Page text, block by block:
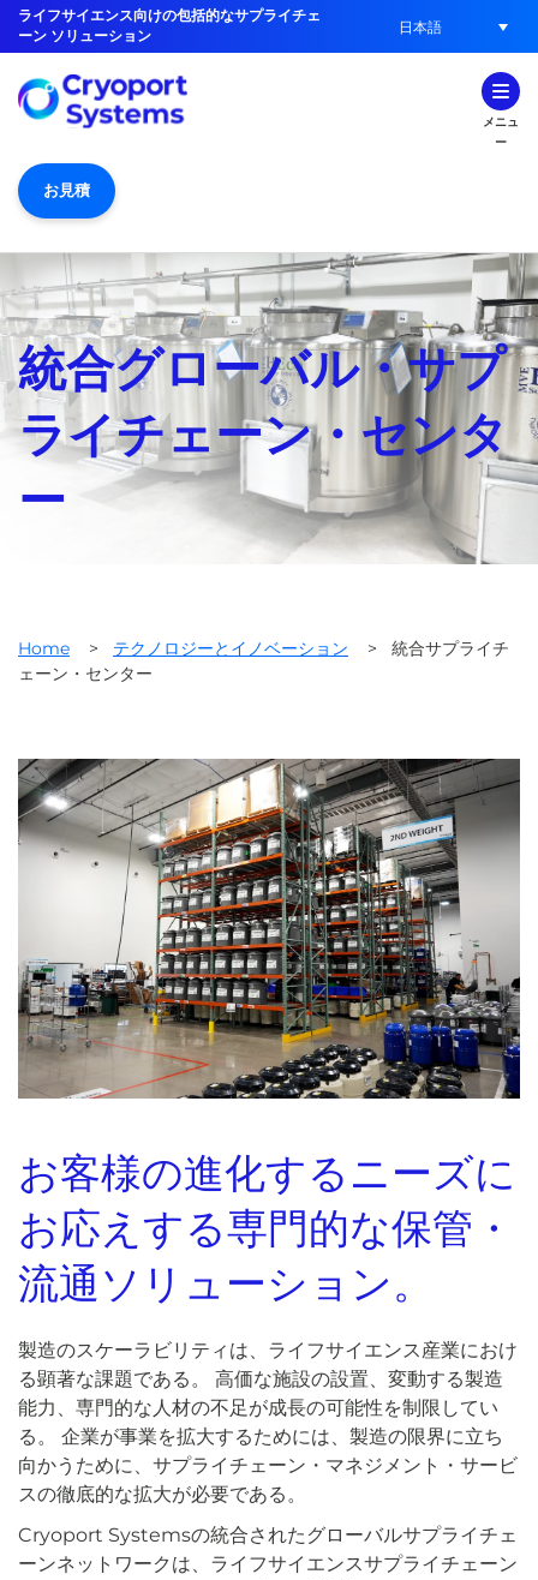
ライフサイエンス向けの包括的なサプライチェ
ーン ソリューション
日本語
メニュ
ー
お見積
統合グローバル・サプ
ライチェーン・センタ
ー
Home > テクノロジーとイノベーション >
統合サプライチ
ェーン・センター
お客様の進化するニーズに
お応えする専門的な保管・
流通ソリューション。
製造のスケーラビリティは、ライフサイエンス産業におけ
る顕著な課題である。 高価な施設の設置、変動する製造
能力、専門的な人材の不足が成長の可能性を制限してい
る。 企業が事業を拡大するためには、製造の限界に立ち
向かうために、サプライチェーン・マネジメント・サービ
スの徹底的な拡大が必要である。
Cryoport Systemsの統合されたグローバルサプライチェ
ーンネットワークは、ライフサイエンスサプライチェーン